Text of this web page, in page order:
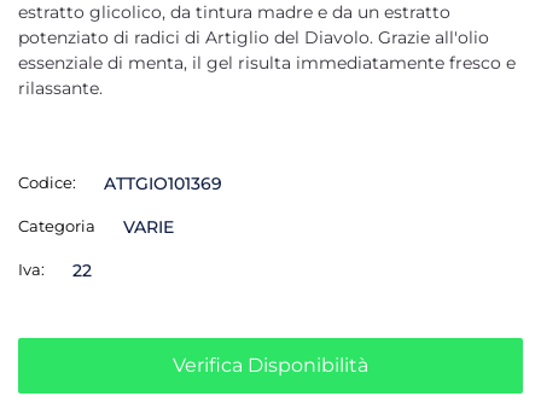
estratto glicolico, da tintura madre e da un estratto
potenziato di radici di Artiglio del Diavolo. Grazie all'olio
essenziale di menta, il gel risulta immediatamente fresco e
rilassante.
Codice: ATTGIO101369
Categoria VARIE
Iva: 22
Verifica Disponibilità